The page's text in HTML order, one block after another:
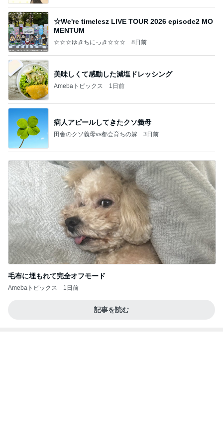
☆We're timelesz LIVE TOUR 2026 episode2 MO
MENTUM
☆☆☆ゆきちにっき☆☆☆ 8日前
美味しくて感動した減塩ドレッシング
Amebaトピックス 1日前
病人アピールしてきたクソ義母
田舎のクソ義母vs都会育ちの嫁 3日前
毛布に埋もれて完全オフモード
Amebaトピックス 1日前
記事を読む